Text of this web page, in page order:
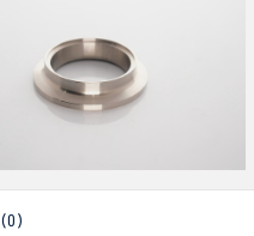
(0)